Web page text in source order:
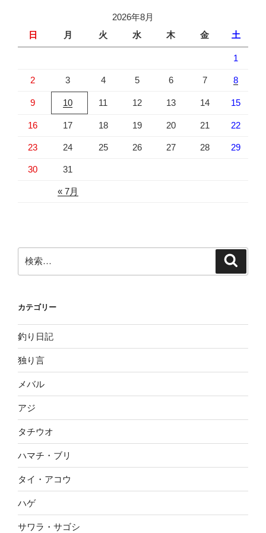
2026年8月
日
月 火 水 木 金 土
« 7月
1
2 3 4 5 6 7 8
9 10 11 12 13 14 15
16 17 18 19 20 21 22
23 24 25 26 27 28 29
30 31
検
索:
カテゴリー
釣り日記
独り言
メバル
アジ
タチウオ
ハマチ・ブリ
タイ・アコウ
ハゲ
サワラ・サゴシ